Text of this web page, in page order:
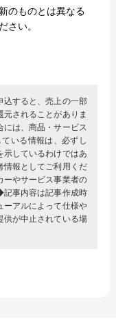
のものとは異なる
さい。
すると、売上の一部
されることがありま
は、商品・サービス
いる情報は、必ずし
示しているわけではあ
情報としてご利用くだ
やサービス事業者の
事内容は記事作成時
ーアルによって仕様や
供が中止されている場